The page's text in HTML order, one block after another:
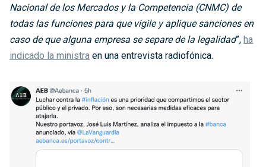
Nacional de los Mercados y la Competencia (CNMC) de
todas las funciones para que vigile y aplique sanciones en
caso de que alguna empresa se separe de la legalidad”, ha
indicado la ministra en una entrevista radiofónica.